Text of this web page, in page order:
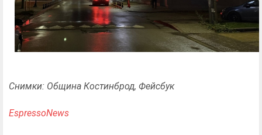
Снимки: Община Костинброд, Фейсбук
EspressoNews